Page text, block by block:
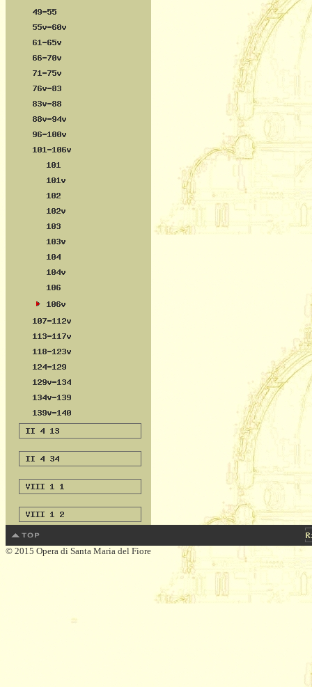
© 2015 Opera di Santa Maria del Fiore